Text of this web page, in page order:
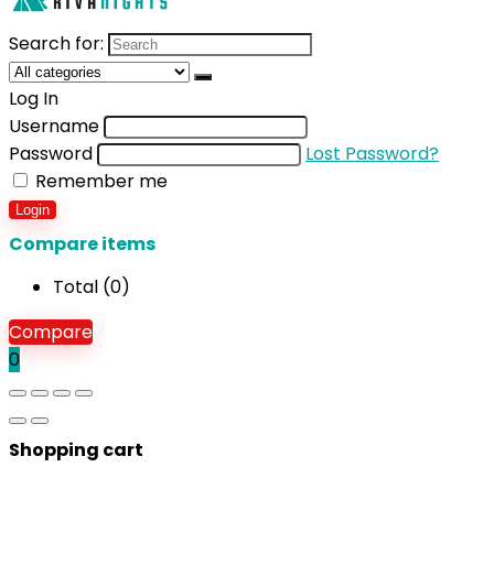
Search for:
Log In
Username
Password
Lost Password?
Remember me
Login
Compare items
Total (0)
Compare
0
Shopping cart